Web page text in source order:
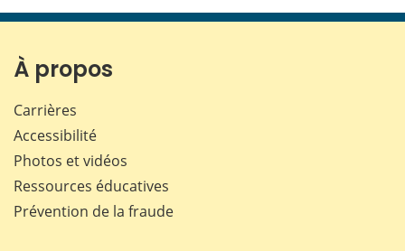
page page page page
À propos
Carrières
Accessibilité
Photos et vidéos
Ressources éducatives
Prévention de la fraude